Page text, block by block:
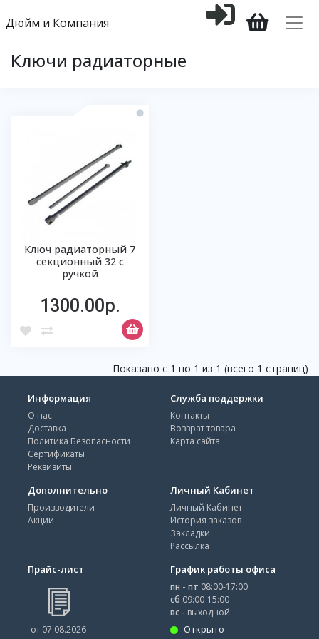
Дюйм и Компания
Ключи радиаторные
Ключ радиаторный 7
секционный 32 с
ручкой
1300.00р.
Показано с 1 по 1 из 1 (всего 1 страниц)
Информация
О нас
Доставка
Политика Безопасности
Сертификаты
Реквизиты
Служба поддержки
Контакты
Возврат товара
Карта сайта
Дополнительно
Производители
Акции
Личный Кабинет
Личный Кабинет
История заказов
Закладки
Рассылка
Прайс-лист
от 07.08.2026
График работы офиса
пн - пт 08:00-17:00
сб 09:00-15:00
вс - выходной
Открыто